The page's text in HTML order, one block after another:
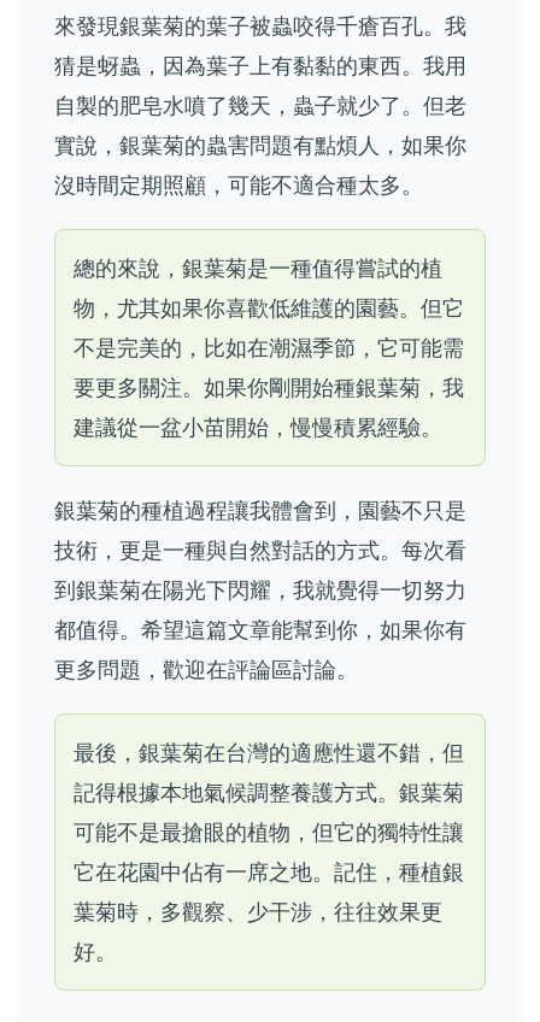
來發現銀葉菊的葉子被蟲咬得千瘡百孔。我
猜是蚜蟲，因為葉子上有黏黏的東西。我用
自製的肥皂水噴了幾天，蟲子就少了。但老
實說，銀葉菊的蟲害問題有點煩人，如果你
沒時間定期照顧，可能不適合種太多。
總的來說，銀葉菊是一種值得嘗試的植
物，尤其如果你喜歡低維護的園藝。但它
不是完美的，比如在潮濕季節，它可能需
要更多關注。如果你剛開始種銀葉菊，我
建議從一盆小苗開始，慢慢積累經驗。
銀葉菊的種植過程讓我體會到，園藝不只是
技術，更是一種與自然對話的方式。每次看
到銀葉菊在陽光下閃耀，我就覺得一切努力
都值得。希望這篇文章能幫到你，如果你有
更多問題，歡迎在評論區討論。
最後，銀葉菊在台灣的適應性還不錯，但
記得根據本地氣候調整養護方式。銀葉菊
可能不是最搶眼的植物，但它的獨特性讓
它在花園中佔有一席之地。記住，種植銀
葉菊時，多觀察、少干涉，往往效果更
好。